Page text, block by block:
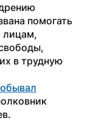
помогать
лицам,
в трудную